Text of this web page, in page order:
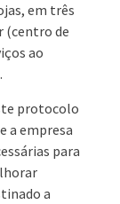
em três
(centro de
ao
protocolo
a empresa
para
a